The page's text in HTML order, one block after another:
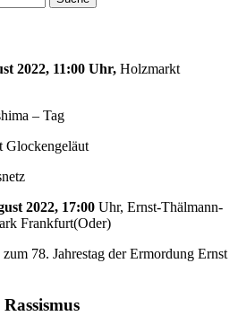
2022, 11:00 Uhr, Holzmarkt
– Tag
Glockengeläut
2022, 17:00 Uhr, Ernst-Thälmann-
Frankfurt(Oder)
78. Jahrestag der Ermordung Ernst